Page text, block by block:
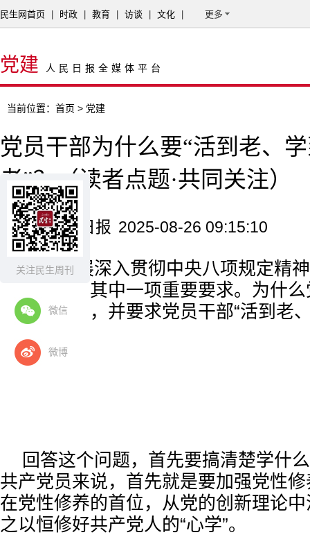
关注民生周刊
微信
微博
民生网首页 时政 教育 访谈 文化 更多
党建 人民日报全媒体平台
当前位置： 首页 > 党建
党员干部为什么要“活到老、
老”？（读者点题·共同关注）
来源：人民日报 2025-08-26 09:15:10
全党开展深入贯彻中央八项规定精
党性修养是其中一项重要要求。为什
强党性修养，并要求党员干部“活到老
回答这个问题，首先要搞清楚学什
共产党员来说，首先就是要加强党性
在党性修养的首位，从党的创新理论
之以恒修好共产党人的“心学”。